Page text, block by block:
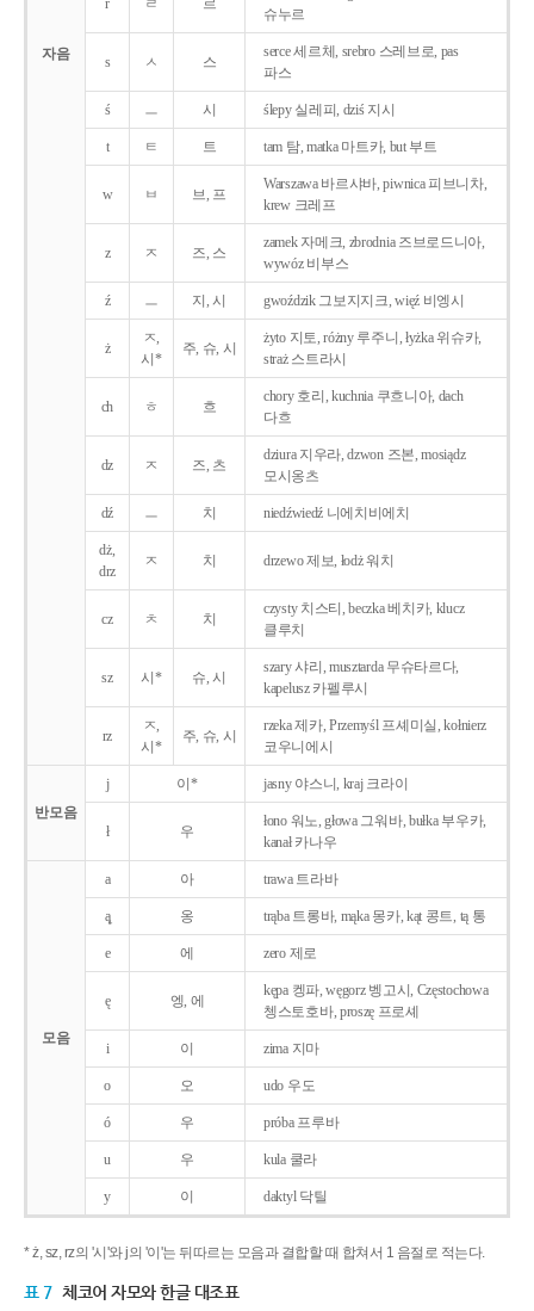
자음
r ㄹ 르
슈누르
s ㅅ 스
serce 세르체, srebro 스레브로, pas
파스
ś ㅡ 시 ślepy 실레피, dziś 지시
t ㅌ 트 tam 탐, matka 마트카, but 부트
w ㅂ 브, 프
Warszawa 바르샤바, piwnica 피브니차,
krew 크레프
z ㅈ 즈, 스
zamek 자메크, zbrodnia 즈브로드니아,
wywóz 비부스
ź ㅡ 지, 시 gwoździk 그보지지크, więź 비엥시
ż
ㅈ,
시*
주, 슈, 시
żyto 지토, różny 루주니, łyżka 위슈카,
straż 스트라시
ch ㅎ 흐
chory 호리, kuchnia 쿠흐니아, dach
다흐
dz ㅈ 즈, 츠
dziura 지우라, dzwon 즈본, mosiądz
모시옹츠
dź ㅡ 치 niedźwiedź 니에치비에치
dż,
drz
ㅈ 치 drzewo 제보, łodż 워치
cz ㅊ 치
czysty 치스티, beczka 베치카, klucz
클루치
sz 시* 슈, 시
szary 샤리, musztarda 무슈타르다,
kapelusz 카펠루시
rz
ㅈ,
시*
주, 슈, 시
rzeka 제카, Przemyśl 프셰미실, kołnierz
코우니에시
반모음
j 이* jasny 야스니, kraj 크라이
ł 우
łono 워노, głowa 그워바, bułka 부우카,
kanał 카나우
모음
a 아 trawa 트라바
ą̨ 옹 trąba 트롱바, mąka 몽카, kąt 콩트, tą 통
e 에 zero 제로
ę 엥, 에
kępa 켕파, węgorz 벵고시, Częstochowa
쳉스토호바, proszę 프로셰
i 이 zima 지마
o 오 udo 우도
ó 우 próba 프루바
u 우 kula 쿨라
y 이 daktyl 닥틸
* ż, sz, rz의 '시'와 j의 '이'는 뒤따르는 모음과 결합할 때 합쳐서 1 음절로 적는다.
표 7 체코어 자모와 한글 대조표